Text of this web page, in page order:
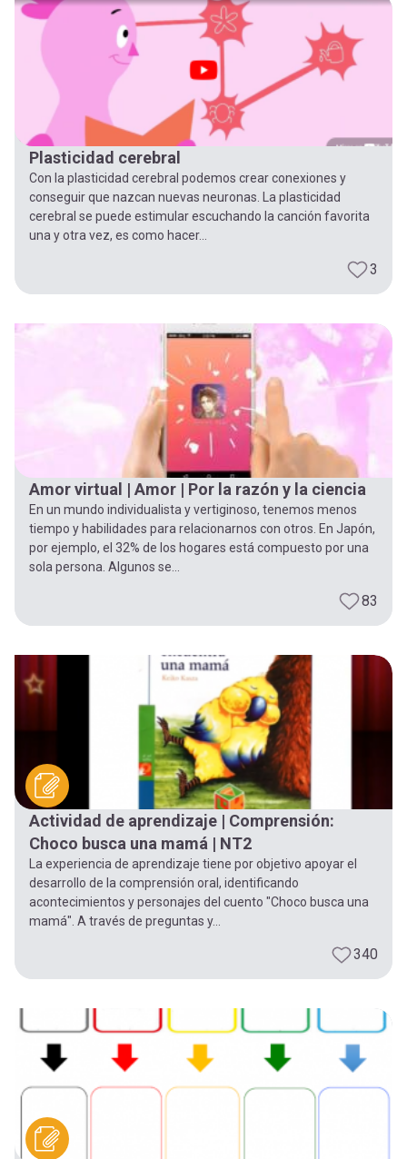
Plasticidad cerebral
Con la plasticidad cerebral podemos crear conexiones y
conseguir que nazcan nuevas neuronas. La plasticidad
cerebral se puede estimular escuchando la canción favorita
una y otra vez, es como hacer...
3
Amor virtual | Amor | Por la razón y la ciencia
En un mundo individualista y vertiginoso, tenemos menos
tiempo y habilidades para relacionarnos con otros. En Japón,
por ejemplo, el 32% de los hogares está compuesto por una
sola persona. Algunos se...
83
Actividad de aprendizaje | Comprensión:
Choco busca una mamá | NT2
La experiencia de aprendizaje tiene por objetivo apoyar el
desarrollo de la comprensión oral, identificando
acontecimientos y personajes del cuento "Choco busca una
mamá". A través de preguntas y...
340